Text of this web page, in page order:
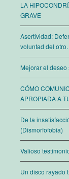
LA
GRAVE
Asertividad:
voluntad del otro.
Mejorar el
CÓMO
APROPIADA A
De la
(Dismorfofobia)
Valioso
Un disco rayado